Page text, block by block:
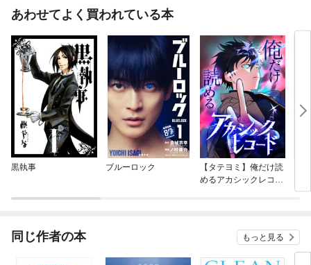
あわせてよく買われている本
黒執事 ブルーロック
【タテヨミ】俺だけ読
めるアカシックレコー
同じ作者の本 もっと見る